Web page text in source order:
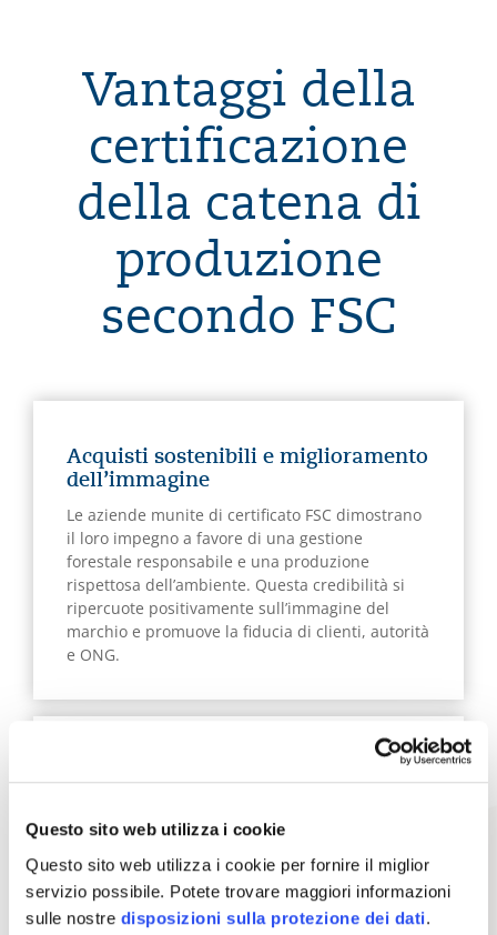
Questo sito web utilizza i cookie
Questo sito web utilizza i cookie per fornire il miglior
servizio possibile. Potete trovare maggiori informazioni
sulle nostre disposizioni sulla protezione dei dati.
Vantaggi della
certificazione
della catena di
produzione
secondo FSC
Acquisti sostenibili e miglioramento
dell’immagine
Le aziende munite di certificato FSC dimostrano
il loro impegno a favore di una gestione
forestale responsabile e una produzione
rispettosa dell’ambiente. Questa credibilità si
ripercuote positivamente sull’immagine del
marchio e promuove la fiducia di clienti, autorità
e ONG.
Tracciabilità e miglioramento della
Una documentazione chiara e il controllo del
flusso di materiali garantiscono l’utilizzo
esclusivo di legname proveniente da una
silvicoltura responsabile. Ne conseguono
processi tracciabili a livello di acquisti, di